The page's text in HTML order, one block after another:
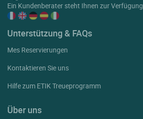
Ein Kundenberater steht Ihnen zur Verfügung
Unterstützung & FAQs
Mes Reservierungen
Kontaktieren Sie uns
Hilfe zum ETIK Treueprogramm
Über uns